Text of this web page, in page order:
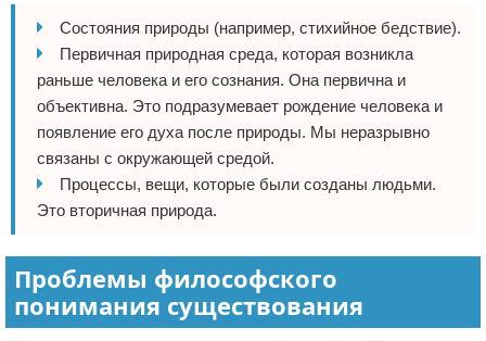
Состояния природы (например, стихийное бедствие).
Первичная природная среда, которая возникла
раньше человека и его сознания. Она первична и
объективна. Это подразумевает рождение человека и
появление его духа после природы. Мы неразрывно
связаны с окружающей средой.
Процессы, вещи, которые были созданы людьми.
Это вторичная природа.
Проблемы философского
понимания существования